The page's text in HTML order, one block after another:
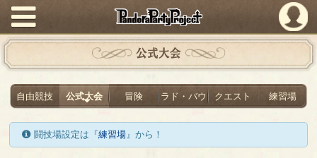
PandoraPartyProject
公式大会
自由競技 公式大会 冒険 ラド・バウ クエスト 練習場
闘技場設定は『練習場』から！